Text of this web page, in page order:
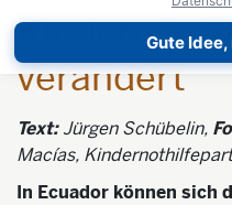
Gute
Kindern in
verändert
Text:Jürgen Schübelin,
Macías,
In Ecuador können sich